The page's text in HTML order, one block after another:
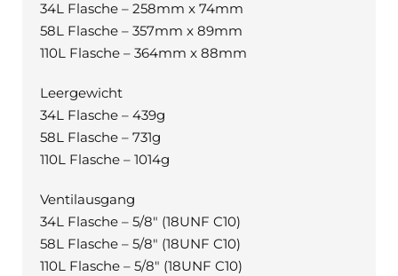
34L Flasche – 258mm x 74mm
58L Flasche – 357mm x 89mm
110L Flasche – 364mm x 88mm
Leergewicht
34L Flasche – 439g
58L Flasche – 731g
110L Flasche – 1014g
Ventilausgang
34L Flasche – 5/8″ (18UNF C10)
58L Flasche – 5/8″ (18UNF C10)
110L Flasche – 5/8″ (18UNF C10)